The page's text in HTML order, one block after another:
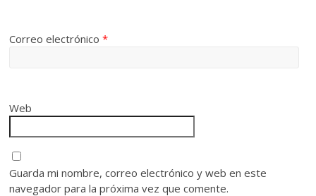
Correo electrónico*
Web
Guarda mi nombre, correo electrónico y web en este
navegador para la próxima vez que comente.